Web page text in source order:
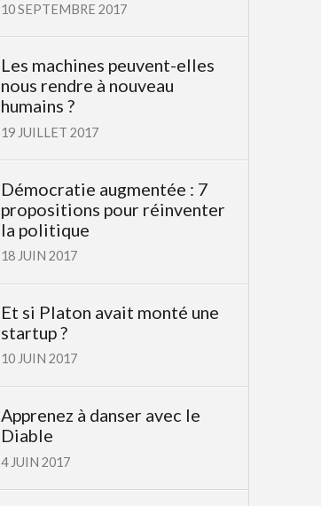
10 SEPTEMBRE 2017
Les machines peuvent-elles
nous rendre à nouveau
humains ?
19 JUILLET 2017
Démocratie augmentée : 7
propositions pour réinventer
la politique
18 JUIN 2017
Et si Platon avait monté une
startup ?
10 JUIN 2017
Apprenez à danser avec le
Diable
4 JUIN 2017